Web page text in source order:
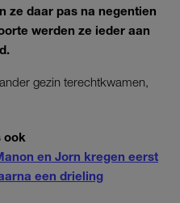
ze daar pas na negentien
werden ze ieder aan
gezin terechtkwamen,
ook
en Jorn kregen eerst
een drieling